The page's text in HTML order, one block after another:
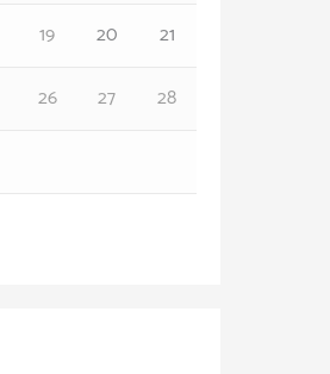
19 20
21
26 27
28